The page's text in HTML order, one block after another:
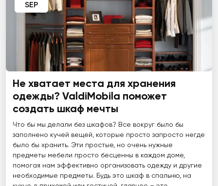
SEP
Не хватает места для хранения
одежды? ValdiMobila поможет
создать шкаф мечты
Что бы мы делали без шкафов? Все вокруг было бы
заполнено кучей вещей, которые просто запросто негде
было бы хранить. Эти простые, но очень нужные
предметы мебели просто бесценны в каждом доме,
помогая нам эффективно организовать одежду и другие
необходимые предметы. Будь это шкаф в спальню, на